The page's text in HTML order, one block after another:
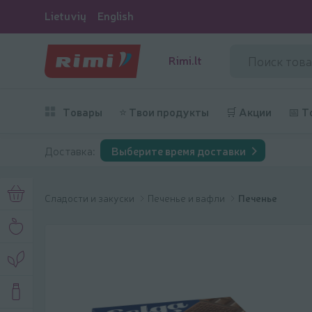
Lietuvių English
Rimi.lt
Товары ⭐ Твои продукты 🛒 Акции 📅
Доставка: Выберите время доставки
Сладости и закуски Печенье и вафли Печенье